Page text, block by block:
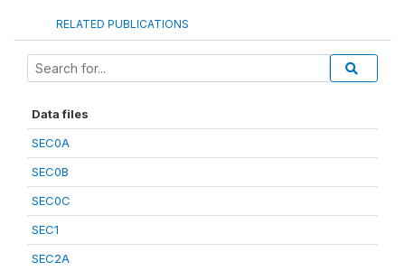
RELATED PUBLICATIONS
Data files
SEC0A
SEC0B
SEC0C
SEC1
SEC2A